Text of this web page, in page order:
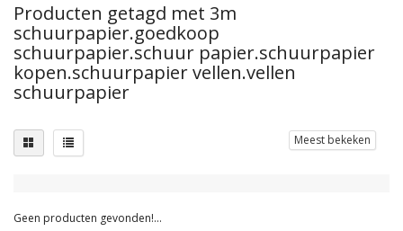
Producten getagd met 3m
schuurpapier.goedkoop
schuurpapier.schuur papier.schuurpapier
kopen.schuurpapier vellen.vellen
schuurpapier
Meest bekeken
Geen producten gevonden!...